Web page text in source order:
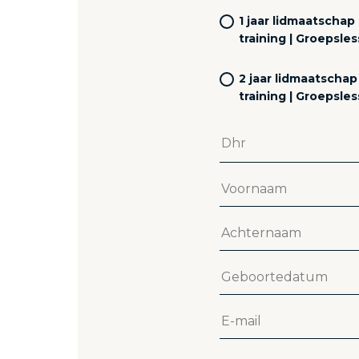
1 jaar
training |
2 jaar
training |